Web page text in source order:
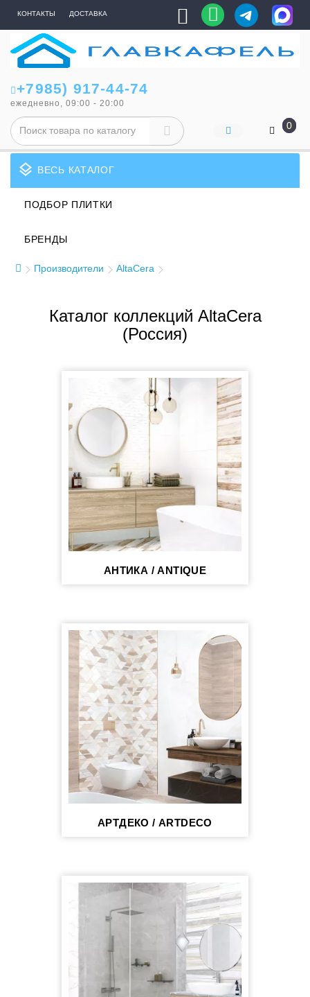
КОНТАКТЫ ДОСТАВКА
+7985) 917-44-74
ежедневно, 09:00 - 20:00
0
layers ВЕСЬ КАТАЛОГ
ПОДБОР ПЛИТКИ
БРЕНДЫ
Производители AltaCera
Каталог коллекций AltaCera
(Россия)
АНТИКА / ANTIQUE
АРТДЕКО / ARTDECO